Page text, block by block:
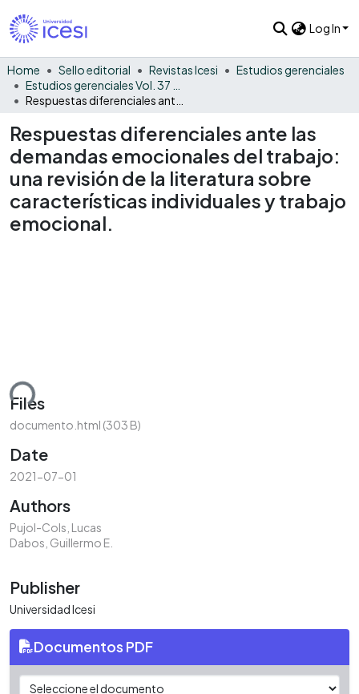
Log In
Home Sello editorial Revistas Icesi
Estudios gerenciales
Respuestas diferenciales ante las
demandas emocionales del trabajo:
una revisión de la literatura sobre
características individuales y trabajo
emocional.
Files
documento.html (303 B)
Date
2021-07-01
Authors
Pujol-Cols, Lucas
Dabos, Guillermo E.
Publisher
Universidad Icesi
Documentos PDF